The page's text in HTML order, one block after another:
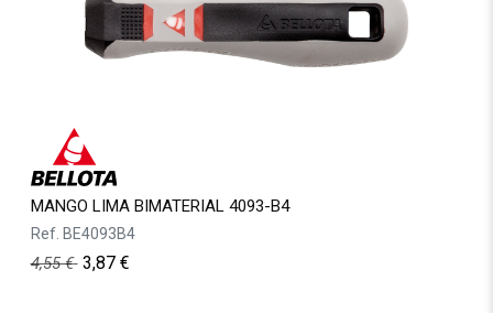
MANGO LIMA BIMATERIAL 4093-B4
Ref. BE4093B4
4,55€ 3,87€